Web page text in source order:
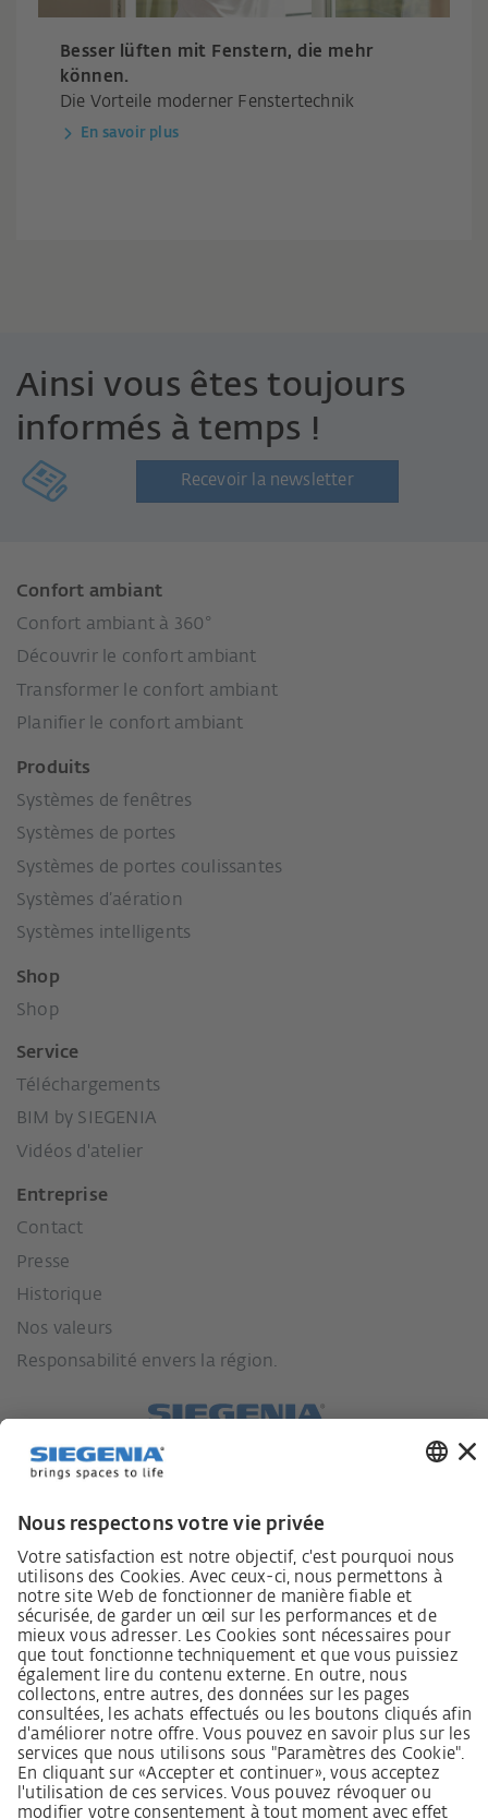
Besser lüften mit Fenstern, die mehr
können.
Die Vorteile moderner Fenstertechnik
En savoir plus
Ainsi vous êtes toujours
informés à temps !
Recevoir la newsletter
Confort ambiant
Confort ambiant à 360°
Découvrir le confort ambiant
Transformer le confort ambiant
Planifier le confort ambiant
Produits
Systèmes de fenêtres
Systèmes de portes
Systèmes de portes coulissantes
Systèmes d’aération
Systèmes intelligents
Shop
Shop
Service
Téléchargements
BIM by SIEGENIA
Vidéos d'atelier
Entreprise
Contact
Presse
Historique
Nos valeurs
Responsabilité envers la région.
Lieferkettensorgfaltspflichtengesetz
Lieferantenkodex
Grundsatzerklärung Menschenrechtsstrategie
Beschwerdeverfahren
Mentions légales
CGV
Déclaration relative à la protection des données
Informations sur l’accessibilité